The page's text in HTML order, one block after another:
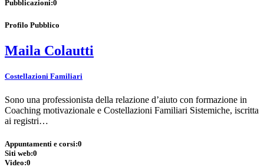
Pubblicazioni:0
Profilo Pubblico
Maila Colautti
Costellazioni Familiari
Sono una professionista della relazione d’aiuto con formazione in
Coaching motivazionale e Costellazioni Familiari Sistemiche, iscritta
ai registri…
Appuntamenti e corsi:0
Siti web:0
Video:0